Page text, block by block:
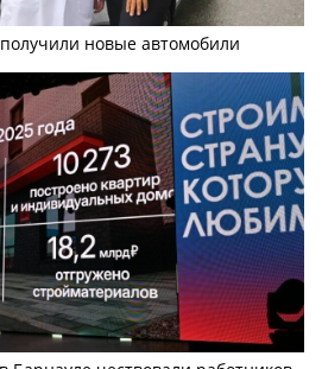
новые автомобили